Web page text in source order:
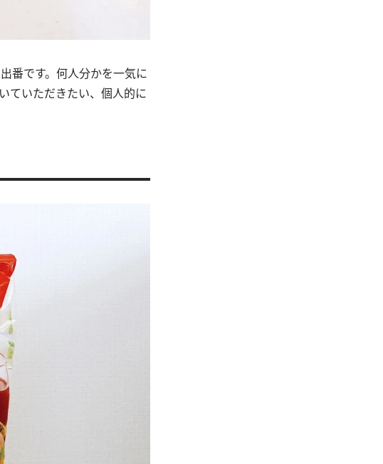
番です。何人分かを一気に
ていただきたい、個人的に